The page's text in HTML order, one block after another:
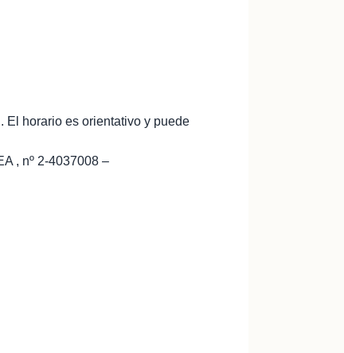
El horario es orientativo y puede
, nº 2-4037008 –